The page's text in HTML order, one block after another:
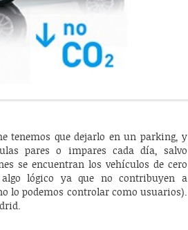
tenemos que dejarlo en un parking, y
pares o impares cada día, salvo
se encuentran los vehículos de cero
lógico ya que no contribuyen a
lo podemos controlar como usuarios).